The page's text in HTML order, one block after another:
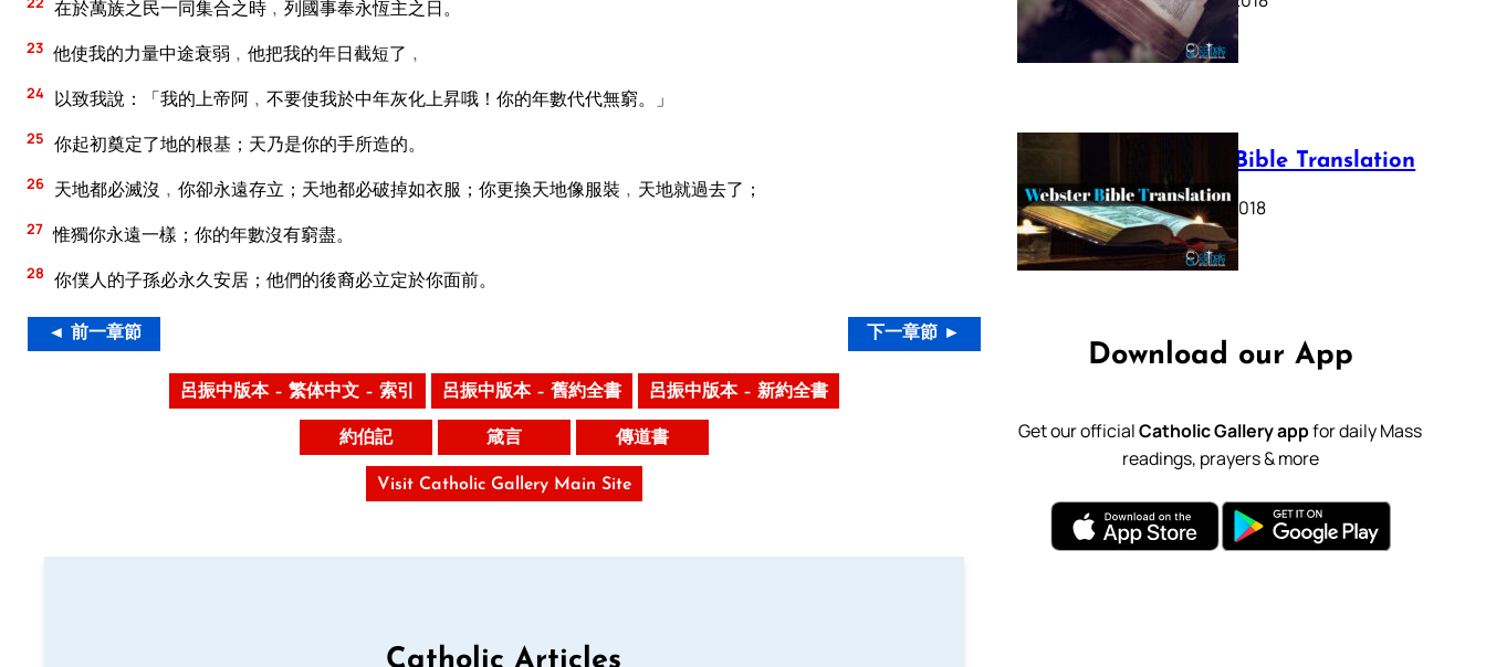
在於萬族之民一同集合之時﹐列國事奉永恆主之日。
23 他使我的力量中途衰弱﹐他把我的年日截短了﹐
24 以致我說：「我的上帝阿﹐不要使我於中年灰化上昇哦！你的年數代代無窮。」
25 你起初奠定了地的根基；天乃是你的手所造的。
26 天地都必滅沒﹐你卻永遠存立；天地都必破掉如衣服；你更換天地像服裝﹐天地就過去了；
27 惟獨你永遠一樣；你的年數沒有窮盡。
28 你僕人的子孫必永久安居；他們的後裔必立定於你面前。
◄ 前一章節 下一章節 ►
呂振中版本 – 繁体中文 – 索引 呂振中版本 – 舊約全書 呂振中版本 – 新約全書
約伯記 箴言 傳道書
Visit Catholic Gallery Main Site
Catholic Articles
Webster Bible Translation
October 11, 2018
Download our App
Get our officialCatholic Gallery appfor daily Mass
readings, prayers & more